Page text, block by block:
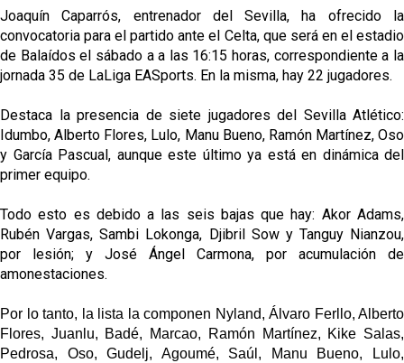
Joaquín Caparrós, entrenador del Sevilla, ha ofrecido la
convocatoria para el partido ante el Celta, que será en el estadio
de Balaídos el sábado a a las 16:15 horas, correspondiente a la
jornada 35 de LaLiga EASports. En la misma, hay 22 jugadores.
Destaca la presencia de siete jugadores del Sevilla Atlético:
Idumbo, Alberto Flores, Lulo, Manu Bueno, Ramón Martínez, Oso
y García Pascual, aunque este último ya está en dinámica del
primer equipo.
Todo esto es debido a las seis bajas que hay: Akor Adams,
Rubén Vargas, Sambi Lokonga, Djibril Sow y Tanguy Nianzou,
por lesión; y José Ángel Carmona, por acumulación de
amonestaciones.
Por lo tanto, la lista la componen Nyland, Álvaro Ferllo, Alberto
Flores, Juanlu, Badé, Marcao, Ramón Martínez, Kike Salas,
Pedrosa, Oso, Gudelj, Agoumé, Saúl, Manu Bueno, Lulo,